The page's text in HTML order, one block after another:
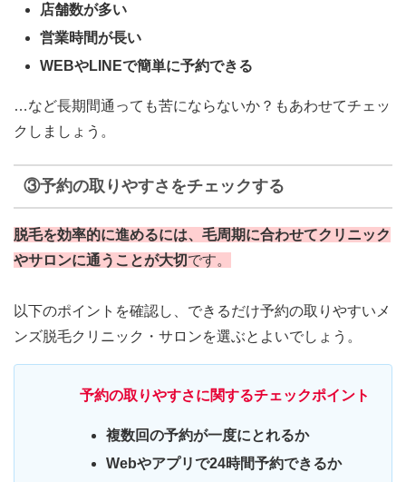
店舗数が多い
営業時間が長い
WEBやLINEで簡単に予約できる
…など長期間通っても苦にならないか？もあわせてチェッ
クしましょう。
③予約の取りやすさをチェックする
脱毛を効率的に進めるには、毛周期に合わせてクリニック
やサロンに通うことが大切 です。
以下のポイントを確認し、できるだけ予約の取りやすいメ
ンズ脱毛クリニック・サロンを選ぶとよいでしょう。
予約の取りやすさに関するチェックポイント
複数回の予約が一度にとれるか
Webやアプリで24時間予約できるか